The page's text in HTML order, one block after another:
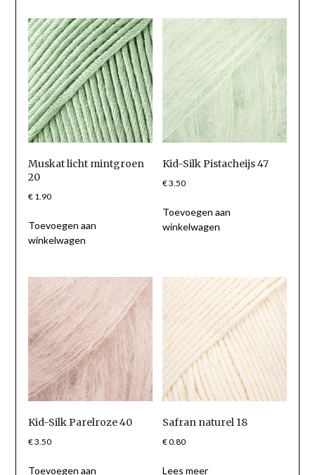
Muskat licht mintgroen
20
€1.90
Toevoegen aan
winkelwagen
Kid-Silk Pistacheijs 47
€3.50
Toevoegen aan
winkelwagen
Kid-Silk Parelroze 40
€3.50
Toevoegen aan
Safran naturel 18
€0.80
Lees meer